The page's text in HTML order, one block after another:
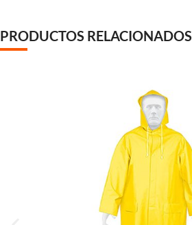
PRODUCTOS RELACIONADOS